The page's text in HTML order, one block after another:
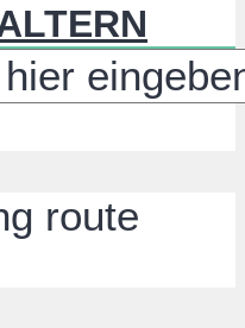
route